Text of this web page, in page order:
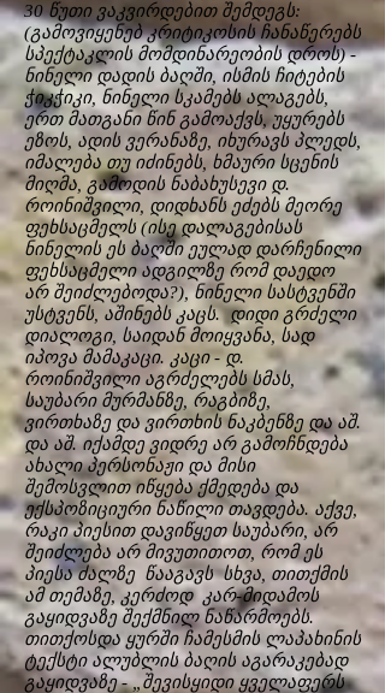
30 წუთი ვაკვირდებით შემდეგს:
(გამოვიყენებ კრიტიკოსის ჩანაწერებს
სპექტაკლის მომდინარეობის დროს) -
ნინელი დადის ბაღში, ისმის ჩიტების
ჭიკჭიკი, ნინელი სკამებს ალაგებს,
ერთ მათგანი წინ გამოაქვს, უყურებს
ეზოს, ადის ვერანაზე, იხურავს პლედს,
იმალება თუ იძინებს, ხმაური სცენის
მიღმა, გამოდის ნაბახუსევი დ.
როინიშვილი, დიდხანს ეძებს მეორე
ფეხსაცმელს (ისე დალაგებისას
ნინელის ეს ბაღში ეულად დარჩენილი
ფეხსაცმელი ადგილზე რომ დაედო
არ შეიძლებოდა?), ნინელი სასტვენში
უსტვენს, აშინებს კაცს. დიდი გრძელი
დიალოგი, საიდან მოიყვანა, სად
იპოვა მამაკაცი. კაცი - დ.
როინიშვილი აგრძელებს სმას,
საუბარი მურმანზე, რაგბიზე,
ვირთხაზე და ვირთხის ნაკბენზე და აშ.
და აშ. იქამდე ვიდრე არ გამოჩნდება
ახალი პერსონაჟი და მისი
შემოსვლით იწყება ქმედება და
ექსპოზიციური ნაწილი თავდება. აქვე,
რაკი პიესით დავიწყეთ საუბარი, არ
შეიძლება არ მივუთითოთ, რომ ეს
პიესა ძალზე წააგავს სხვა, თითქმის
ამ თემაზე, კერძოდ კარ-მიდამოს
გაყიდვაზე შექმნილ ნაწარმოებს.
თითქოსდა ყურში ჩამესმის ლაპახინის
ტექსტი ალუბლის ბაღის აგარაკებად
გაყიდვაზე - „შევისყიდი ყველაფერს